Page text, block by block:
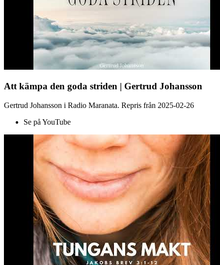
Att kämpa den goda striden | Gertrud Johansson
Gertrud Johansson i Radio Maranata. Repris från 2025-02-26
Se på YouTube